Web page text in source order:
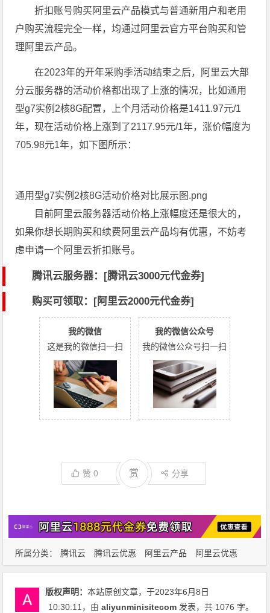
折扣账号购买阿里云产品模式与普通新用户和老用
户购买流程完全一样，均通过阿里云官方平台购买和管
理阿里云产品。
在2023年的开年采购季活动结束之后，阿里云大部
分云服务器的活动价格都出现了上涨的情况，比如通用
型g7实例2核8G配置，上个月活动价格是1411.97元/1
年，现在活动价格上涨到了2117.95元/1年，涨价幅度为
705.98元1年，如下图所示：
通用型g7实例2核8G活动价格对比展示图.png
目前阿里云服务器活动价格上涨幅度还是很大的，
如果你想长期购买和续费阿里云产品均有优惠，不妨考
虑申请一个阿里云折扣账号。
腾讯云服务器：[腾讯云3000元代金券]
购买可领取：[阿里云2000元代金券]
我的微信
这是我的微信扫一扫
我的微信公众号
我的微信公众号扫一扫
赞0 赏 分享
所属分类： 腾讯云 腾讯云优惠 阿里云产品 阿里云优惠
版权声明：本站原创文章，于2023年6月8日
10:30:11 ，由aliyunminisitecom 发表，共 1076 字。